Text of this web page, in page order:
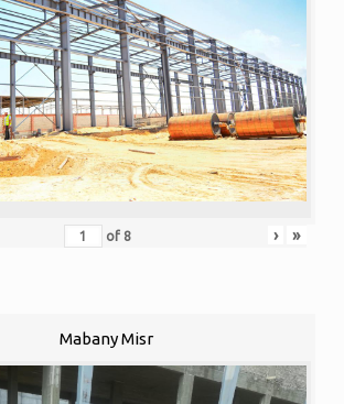
of 8 › »
Mabany Misr